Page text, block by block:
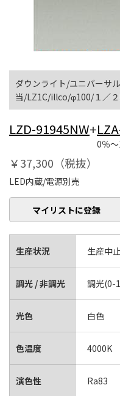
ダウンライト/ユニバーサ
当/LZ1C/illco/φ100/１／２
LZD-91945NW+
0％
￥37,300（税抜）
LED内蔵/電源別売
マイリストに登録
生産状況 生産中
調光 / 非調光 調光(0-
光色 白色
色温度 4000K
演色性 Ra83